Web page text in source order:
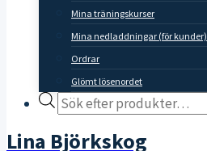
Mina träningskurser
Mina nedladdningar (för kunder)
Ordrar
Glömt lösenordet
Products
Lina Björkskog